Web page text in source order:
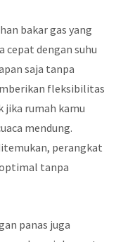
bakar gas yang
cepat dengan suhu
saja tanpa
fleksibilitas
jika rumah kamu
mendung.
perangkat
tanpa
panas juga